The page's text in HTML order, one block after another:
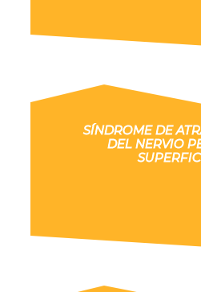
SÍNDROME DE
DEL NERVIO